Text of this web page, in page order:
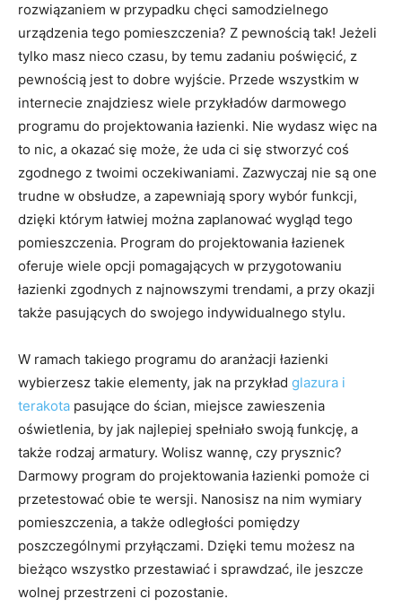
rozwiązaniem w przypadku chęci samodzielnego
urządzenia tego pomieszczenia? Z pewnością tak! Jeżeli
tylko masz nieco czasu, by temu zadaniu poświęcić, z
pewnością jest to dobre wyjście. Przede wszystkim w
internecie znajdziesz wiele przykładów darmowego
programu do projektowania łazienki. Nie wydasz więc na
to nic, a okazać się może, że uda ci się stworzyć coś
zgodnego z twoimi oczekiwaniami. Zazwyczaj nie są one
trudne w obsłudze, a zapewniają spory wybór funkcji,
dzięki którym łatwiej można zaplanować wygląd tego
pomieszczenia. Program do projektowania łazienek
oferuje wiele opcji pomagających w przygotowaniu
łazienki zgodnych z najnowszymi trendami, a przy okazji
także pasujących do swojego indywidualnego stylu.
W ramach takiego programu do aranżacji łazienki
wybierzesz takie elementy, jak na przykład glazura i
terakota pasujące do ścian, miejsce zawieszenia
oświetlenia, by jak najlepiej spełniało swoją funkcję, a
także rodzaj armatury. Wolisz wannę, czy prysznic?
Darmowy program do projektowania łazienki pomoże ci
przetestować obie te wersji. Nanosisz na nim wymiary
pomieszczenia, a także odległości pomiędzy
poszczególnymi przyłączami. Dzięki temu możesz na
bieżąco wszystko przestawiać i sprawdzać, ile jeszcze
wolnej przestrzeni ci pozostanie.